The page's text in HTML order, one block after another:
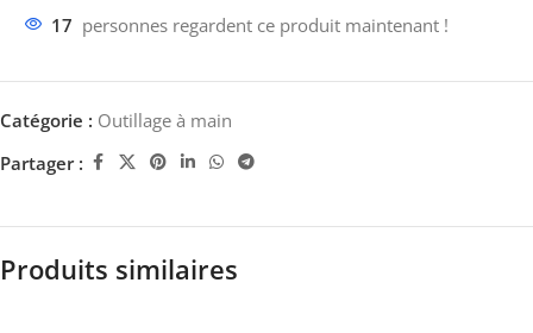
17 personnes regardent ce produit maintenant !
Catégorie : Outillage à main
Partager :
Produits similaires